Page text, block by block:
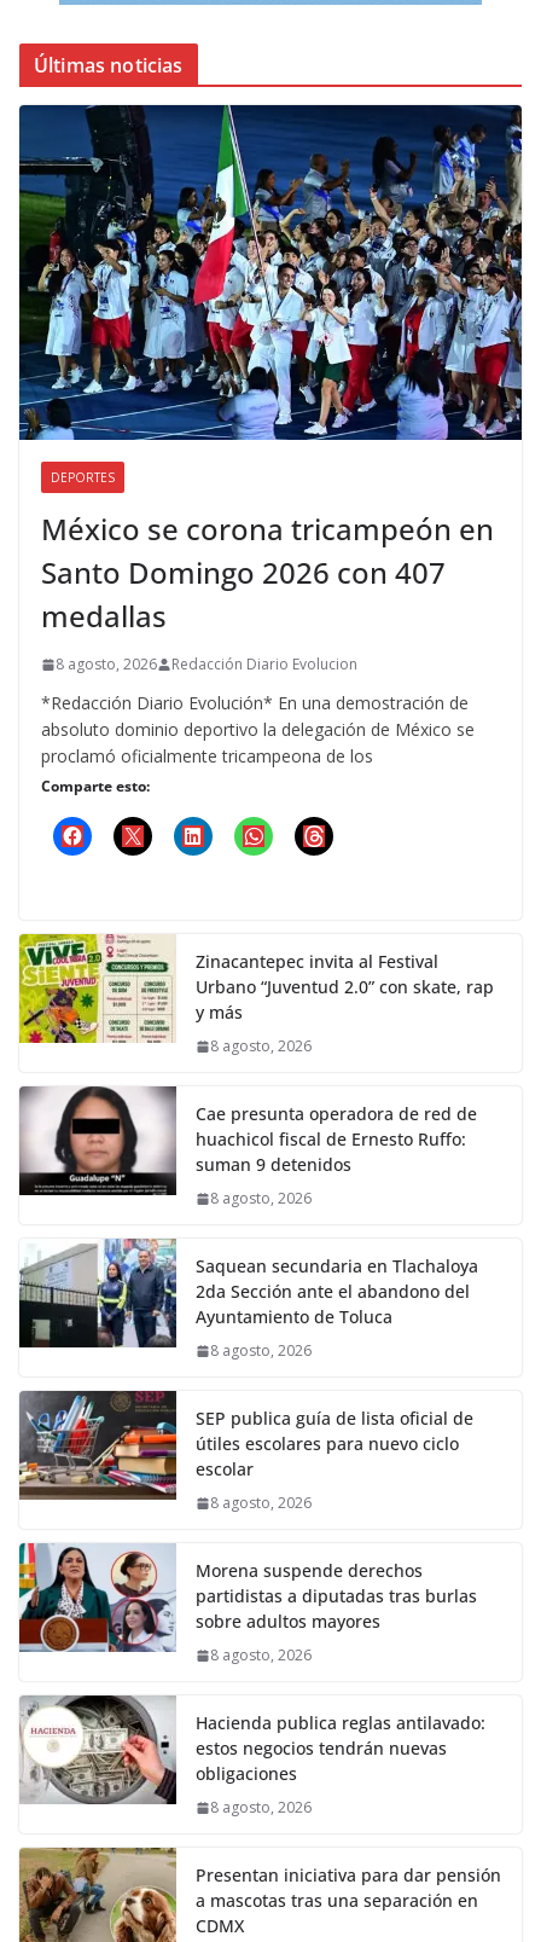
Últimas noticias
DEPORTES
México se corona tricampeón en
Santo Domingo 2026 con 407
medallas
8 agosto, 2026 Redacción Diario Evolucion
*Redacción Diario Evolución* En una demostración de
absoluto dominio deportivo la delegación de México se
proclamó oficialmente tricampeona de los
Comparte esto:
Zinacantepec invita al Festival
Urbano “Juventud 2.0” con skate, rap
y más
8 agosto, 2026
Cae presunta operadora de red de
huachicol fiscal de Ernesto Ruffo:
suman 9 detenidos
8 agosto, 2026
Saquean secundaria en Tlachaloya
2da Sección ante el abandono del
Ayuntamiento de Toluca
8 agosto, 2026
SEP publica guía de lista oficial de
útiles escolares para nuevo ciclo
escolar
8 agosto, 2026
Morena suspende derechos
partidistas a diputadas tras burlas
sobre adultos mayores
8 agosto, 2026
Hacienda publica reglas antilavado:
estos negocios tendrán nuevas
obligaciones
8 agosto, 2026
Presentan iniciativa para dar pensión
a mascotas tras una separación en
CDMX